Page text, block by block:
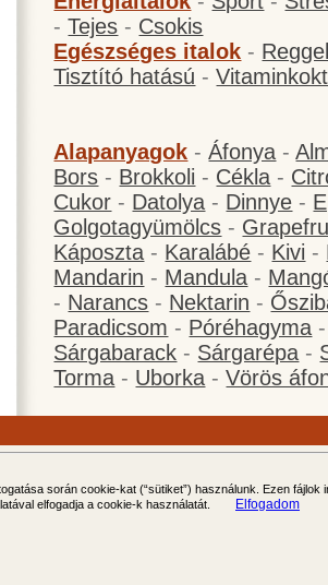
-Tejes - Csokis
Egészséges italok -
Tisztító hatású -
Alapanyagok -Áfonya -
Bors - Brokkoli - Cékla -
Cukor - Datolya - Dinnye -
Golgotagyümölcs -
Káposzta - Karalábé - Kivi -
Mandarin - Mandula -
- Narancs - Nektarin -
Paradicsom - Póréhagyma
Sárgabarack - Sárgarépa -
Torma - Uborka -Vörös
során cookie-kat (“sütiket”) használunk. Ezen
elfogadja a cookie-k használatát.
Elfogadom